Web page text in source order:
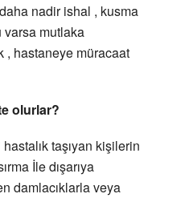
nadir ishal , kusma
mutlaka
, hastaneye müracaat
olurlar?
taşıyan kişilerin
İle dışarıya
damlacıklarla veya